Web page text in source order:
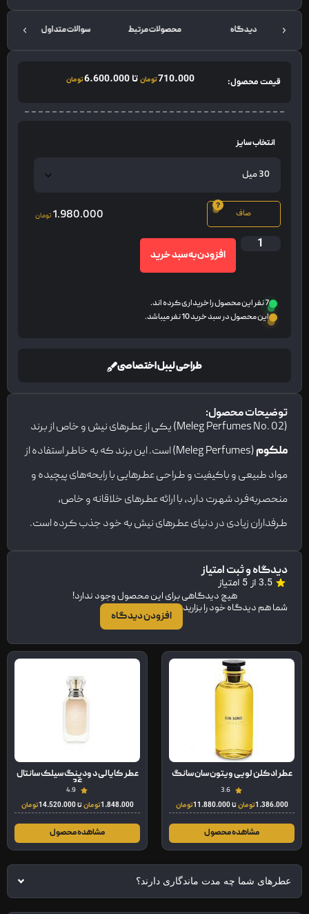
دیدگاه محصولات مرتبط سوالات متداول
قیمت محصول: 710.000تومانتا6.600.000تومان
انتخاب سایز
صاف 1.980.000تومان
افزودن به سبد خرید
7 نفر این محصول را خریداری کرده اند.
این محصول در سبد خرید 10 نفر میباشد.
طراحی لیبل اختصاصی
توضیحات محصول:
ملکوم
(Meleg Perfumes) است. این برند که به خاطر استفاده از
مواد طبیعی و باکیفیت و طراحی عطرهایی با رایحه‌های پیچیده و
منحصربه‌فرد شهرت دارد، با ارائه عطرهای خلاقانه و خاص،
طرفداران زیادی در دنیای عطرهای نیش به خود جذب کرده است.
دیدگاه و ثبت امتیاز
3.5 از 5 امتیاز
هیچ دیدگاهی برای این محصول وجود ندارد!
شما هم دیدگاه خود را بزارید
افزودن دیدگاه
عطر ادکلن لویی ویتون سان سانگ
3.6
1.386.000تومانتا11.880.000 تومان
مشاهده محصول
عطر کایالی د ودینگ سیلک سانتال
36
4.9
1.848.000تومانتا14.520.000تومان
مشاهده محصول
عطرهای شما چه مدت ماندگاری دارند؟